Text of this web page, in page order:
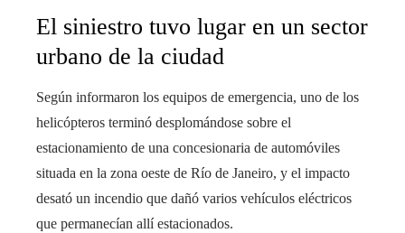
El siniestro tuvo lugar en un sector
urbano de la ciudad
Según informaron los equipos de emergencia, uno de los
helicópteros terminó desplomándose sobre el
estacionamiento de una concesionaria de automóviles
situada en la zona oeste de Río de Janeiro, y el impacto
desató un incendio que dañó varios vehículos eléctricos
que permanecían allí estacionados.